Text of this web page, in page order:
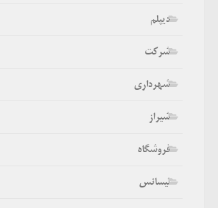
دیپلم
شرکت
شهرداری
شیراز
فروشگاه
لیسانس